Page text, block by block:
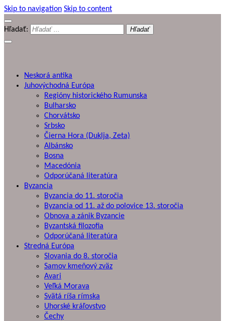
Skip to navigation Skip to content
Hľadať:
Stredoveká Európa
Európsky stredovek interaktívne
Neskorá antika
Juhovýchodná Európa
Regióny historického Rumunska
Bulharsko
Chorvátsko
Srbsko
Čierna Hora (Duklja, Zeta)
Albánsko
Bosna
Macedónia
Odporúčaná literatúra
Byzancia
Byzancia do 11. storočia
Byzancia od 11. až do polovice 13. storočia
Obnova a zánik Byzancie
Byzantská filozofia
Odporúčaná literatúra
Stredná Európa
Slovania do 8. storočia
Samov kmeňový zväz
Avari
Veľká Morava
Svätá ríša rímska
Uhorské kráľovstvo
Čechy